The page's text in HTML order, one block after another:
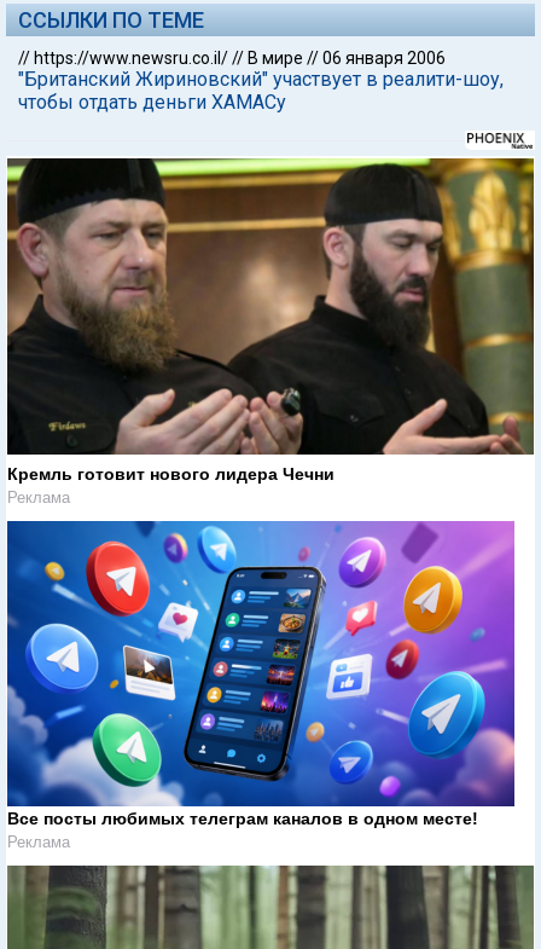
ССЫЛКИ ПО ТЕМЕ
// https://www.newsru.co.il/// В мире //06 января 2006
"Британский Жириновский" участвует в реалити-шоу,
чтобы отдать деньги ХАМАСу
Кремль готовит нового лидера Чечни
Реклама
Все посты любимых телеграм каналов в одном месте!
Реклама